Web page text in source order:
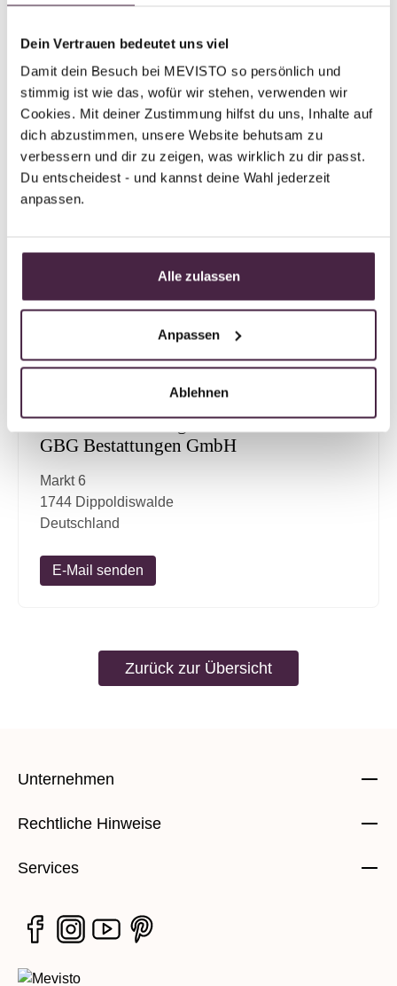
Dein Vertrauen bedeutet uns viel
Damit dein Besuch bei MEVISTO so persönlich und
stimmig ist wie das, wofür wir stehen, verwenden wir
Cookies. Mit deiner Zustimmung hilfst du uns, Inhalte auf
dich abzustimmen, unsere Website behutsam zu
verbessern und dir zu zeigen, was wirklich zu dir passt.
Du entscheidest - und kannst deine Wahl jederzeit
anpassen.
Alle zulassen
Anpassen
Ablehnen
Partner ohne Zertifizierung
Humanbestattung
Bestattungshaus Werner Billing GmbH
Gartenstraße 26
ANTEA Bestattungen Inh. Grieneisen
GBG Bestattungen GmbH
Markt 6
1744 Dippoldiswalde
Deutschland
E-Mail senden
Zurück zur Übersicht
Unternehmen
Rechtliche Hinweise
Services